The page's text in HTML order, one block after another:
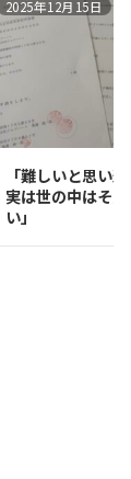
2025年12月15日
「難しいと思い
実は世の中はそ
い」